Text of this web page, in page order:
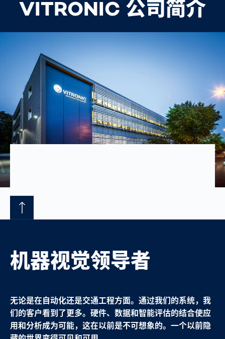
VITRONIC 公司简介
机器视觉领导者
无论是在自动化还是交通工程方面。通过我们的系统，我
们的客户看到了更多。硬件、数据和智能评估的结合使应
用和分析成为可能，这在以前是不可想象的。一个以前隐